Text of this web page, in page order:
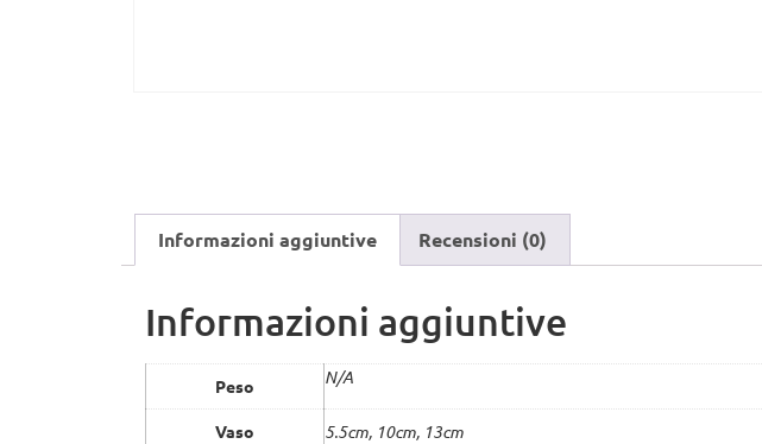
Informazioni aggiuntive Recensioni (0)
Informazioni aggiuntive
Peso N/A
Vaso 5.5cm, 10cm, 13cm